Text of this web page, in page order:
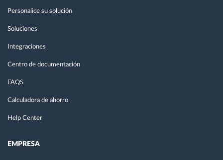
Personalice su solución
Soluciones
Integraciones
Centro de documentación
FAQS
Calculadora de ahorro
Help Center
EMPRESA